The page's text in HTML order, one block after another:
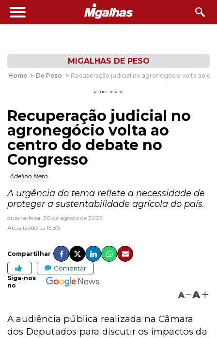
MIGALHAS DE PESO
Home > De Peso > Recuperação judicial no agronegócio volta ao
PUBLICIDADE
Recuperação judicial no
agronegócio volta ao
centro do debate no
Congresso
Adelino Neto
A urgência do tema reflete a necessidade de
proteger a sustentabilidade agrícola do país.
quarta-feira, 20 de agosto de 2025
Atualizado às 15:36
Compartilhar
Comentar
Siga-nos
no
A A
A audiência pública realizada na Câmara
dos Deputados para discutir os impactos da